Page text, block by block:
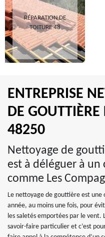
RÉPARATION DE
TOITURE 48
ENTREPRISE
DE GOUTTIÈRE
48250
Nettoyage de
est à déléguer à
comme Les
Le nettoyage de gouttière est
année, au moins une fois, pour
les saletés emportées par le
savoir-faire particulier et c’est